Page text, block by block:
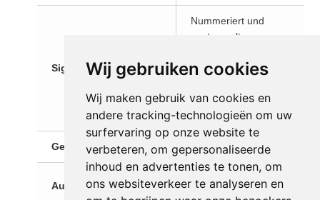
Wij gebruiken cookies
Wij maken gebruik van cookies en
andere tracking-technologieën om uw
surfervaring op onze website te
verbeteren, om gepersonaliseerde
inhoud en advertenties te tonen, om
ons websiteverkeer te analyseren en
Signiert:
Nummeriert und
gestempelt,
beiliegenden
Urheberrechtsinhaber
handsigniert.
Gesamtabmessungen: 40 x 60 cm
Auflage:
Ausgabe 64 /
Exemplar 9